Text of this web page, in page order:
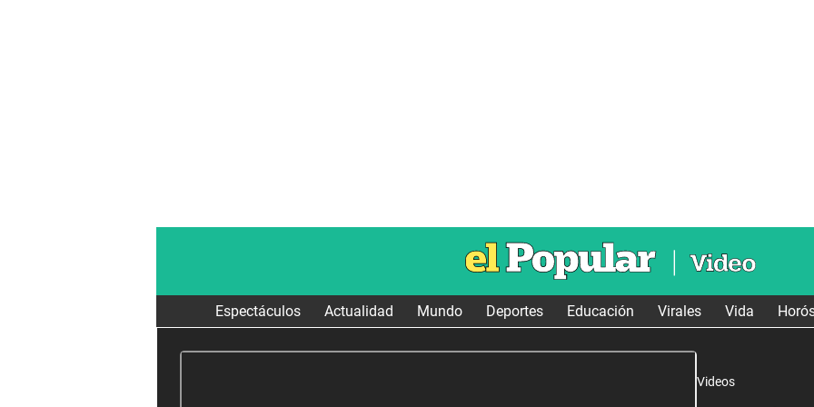
Espectáculos Actualidad Mundo Deportes Educación Virales Vida
Videos